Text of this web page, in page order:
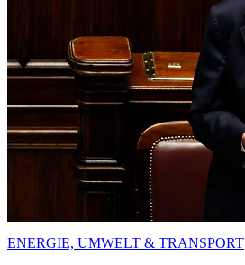
ENERGIE, UMWELT & TRANSPORT